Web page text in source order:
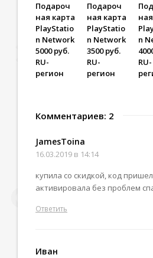
Подароч
ная карта
PlayStatio
n Network
5000 руб.
RU-
регион
Подароч
ная карта
PlayStatio
n Network
3500 руб.
RU-
регион
n
RU-
Комментариев: 2
JamesToina
16.03.2019 в 14:14
купила со скидкой, код
активировала без проблем
Ответить
Иван